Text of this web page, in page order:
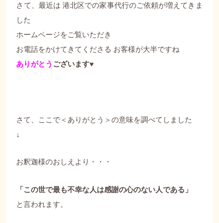
さて、最近は 港北区での家事代行のご依頼が増えてきま
した
ホームページをご覧いただき
お電話をかけてきてくださる お客様が大半ですね
ありがとう ございます♥
さて、ここで＜ありがとう＞の意味を調べてしました
↓
お釈迦様のおしえより・・・
「この世で最も不幸な人は感謝の心のない人である」
と言われます。